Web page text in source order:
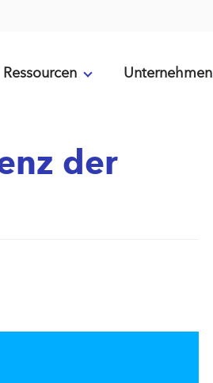
Ressourcen Unternehmen
der